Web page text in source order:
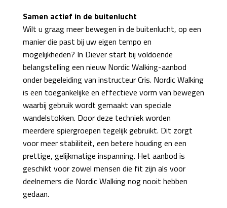
Samen actief in de buitenlucht
Wilt u graag meer bewegen in de buitenlucht, op een
manier die past bij uw eigen tempo en
mogelijkheden? In Diever start bij voldoende
belangstelling een nieuw Nordic Walking-aanbod
onder begeleiding van instructeur Cris. Nordic Walking
is een toegankelijke en effectieve vorm van bewegen
waarbij gebruik wordt gemaakt van speciale
wandelstokken. Door deze techniek worden
meerdere spiergroepen tegelijk gebruikt. Dit zorgt
voor meer stabiliteit, een betere houding en een
prettige, gelijkmatige inspanning. Het aanbod is
geschikt voor zowel mensen die fit zijn als voor
deelnemers die Nordic Walking nog nooit hebben
gedaan.